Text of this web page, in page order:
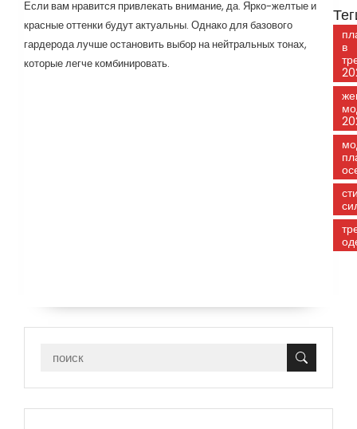
Если вам нравится привлекать внимание, да. Ярко-желтые и
красные оттенки будут актуальны. Однако для базового
гардерода лучше остановить выбор на нейтральных тонах,
которые легче комбинировать.
в